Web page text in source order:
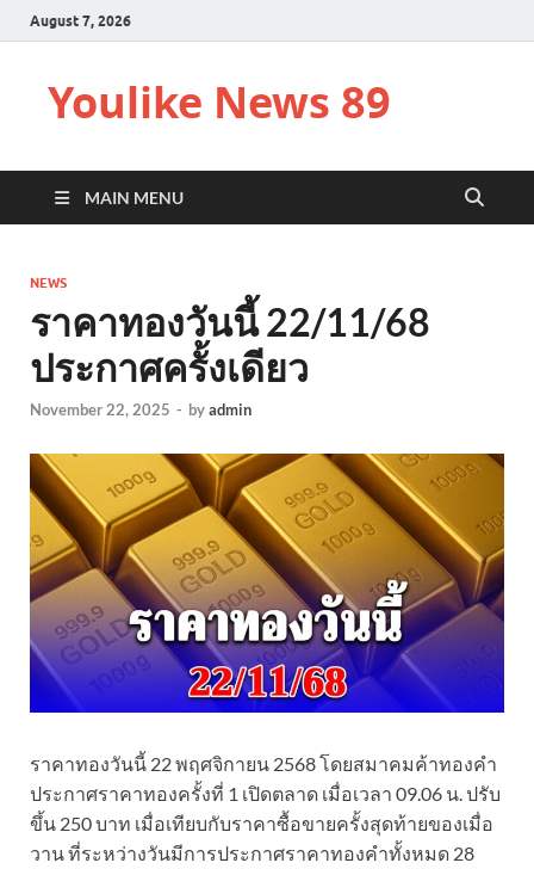
August 7, 2026
Youlike News 89
MAIN MENU
NEWS
ราคาทองวันนี้ 22/11/68
ประกาศครั้งเดียว
November 22, 2025 - byadmin
ราคาทองวันนี้ 22 พฤศจิกายน 2568 โดยสมาคมค้าทองคำ
ประกาศราคาทองครั้งที่ 1 เปิดตลาด เมื่อเวลา 09.06 น. ปรับ
ขึ้น 250 บาท เมื่อเทียบกับราคาซื้อขายครั้งสุดท้ายของเมื่อ
วาน ที่ระหว่างวันมีการประกาศราคาทองคำทั้งหมด 28